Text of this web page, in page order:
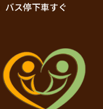
バス停下車すぐ